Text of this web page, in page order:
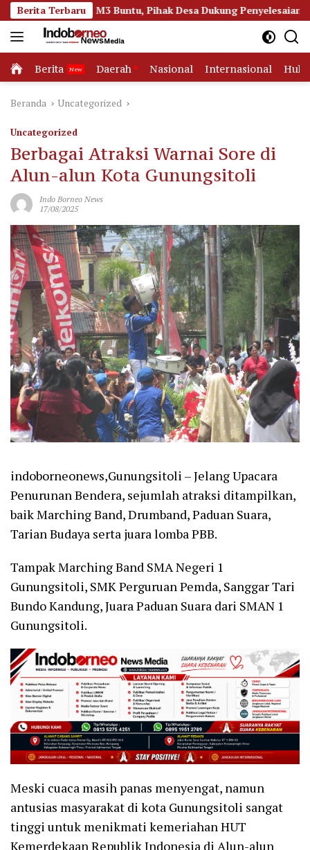
Langsung
ke
konten
Berita Terbaru
M3 Buntu, Pihak Desa Dukung Penyelesaian Lewat Jalur
Home
Berita Daerah Nasional Internasional
Beranda Uncategorized
Uncategorized
Berbagai Atraksi Warnai Sore di
Alun-alun Kota Gunungsitoli
Indo Borneo News
17/08/2025
indoborneonews,Gunungsitoli – Jelang Upacara
Penurunan Bendera, sejumlah atraksi ditampilkan,
baik Marching Band, Drumband, Paduan Suara,
Tarian Budaya serta juara lomba PBB.
Tampak Marching Band SMA Negeri 1
Gunungsitoli, SMK Perguruan Pemda, Sanggar Tari
Bundo Kandung, Juara Paduan Suara dari SMAN 1
Gunungsitoli.
Meski cuaca masih panas menyengat, namun
antusias masyarakat di kota Gunungsitoli sangat
tinggi untuk menikmati kemeriahan HUT
Kemerdekaan Republik Indonesia di Alun-alun